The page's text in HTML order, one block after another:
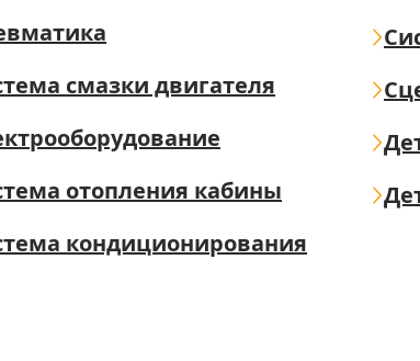
смазки двигателя
отопления кабины
кондиционирования